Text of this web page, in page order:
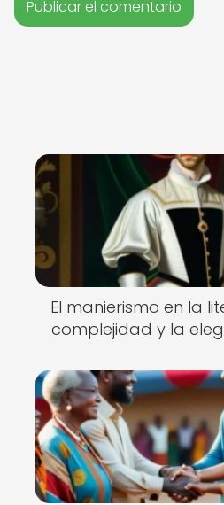
El manierismo en la
complejidad y la